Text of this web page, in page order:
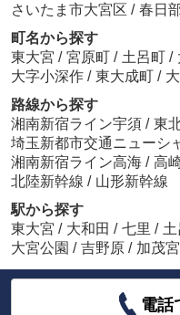
さいたま市大宮区 / 春日
町名から探す
東大宮 / 宮原町 / 土呂町 /
大字小深作 / 東大成町 /
路線から探す
湘南新宿ライン宇須 / 東
埼玉新都市交通ニューシ
湘南新宿ライン高海 / 高
北陸新幹線 / 山形新幹線
駅から探す
東大宮 / 大和田 / 七里 / 土
大宮公園 / 吉野原 / 加茂宮
電話